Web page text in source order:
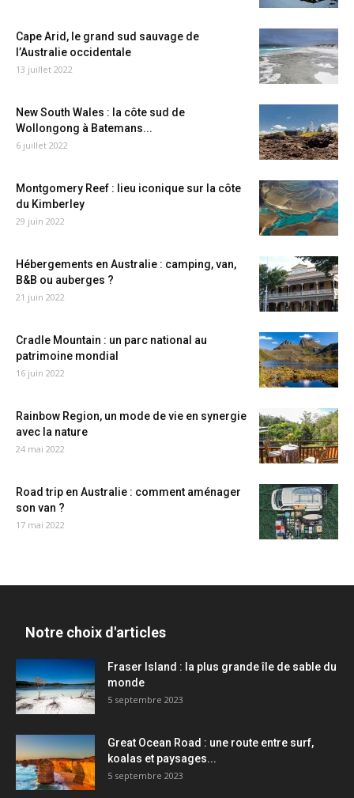
Cape Arid, le grand sud sauvage de
l’Australie occidentale
13 juillet 2022
New South Wales : la côte sud de
Wollongong à Batemans...
6 juillet 2022
Montgomery Reef : lieu iconique sur la côte
du Kimberley
29 juin 2022
Hébergements en Australie : camping, van,
B&B ou auberges ?
21 juin 2022
Cradle Mountain : un parc national au
patrimoine mondial
16 juin 2022
Rainbow Region, un mode de vie en synergie
avec la nature
24 mai 2022
Road trip en Australie : comment aménager
son van ?
17 mai 2022
Notre choix d'articles
Fraser Island : la plus grande île de sable du
monde
5 septembre 2023
Great Ocean Road : une route entre surf,
koalas et paysages...
5 septembre 2023